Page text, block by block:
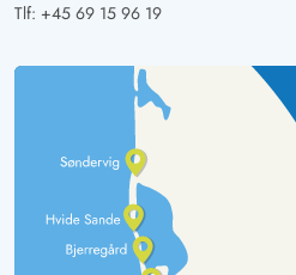
Tlf: +45 69 15 96 19